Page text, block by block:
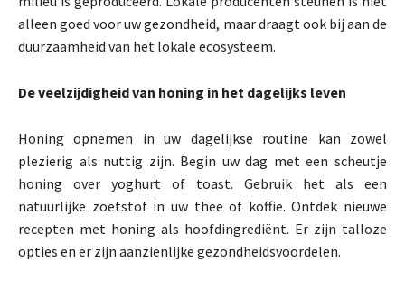
alleen goed voor uw gezondheid, maar draagt ​​ook bij aan de
duurzaamheid van het lokale ecosysteem.
De veelzijdigheid van honing in het dagelijks leven
Honing opnemen in uw dagelijkse routine kan zowel
plezierig als nuttig zijn. Begin uw dag met een scheutje
honing over yoghurt of toast. Gebruik het als een
natuurlijke zoetstof in uw thee of koffie. Ontdek nieuwe
recepten met honing als hoofdingrediënt. Er zijn talloze
opties en er zijn aanzienlijke gezondheidsvoordelen.